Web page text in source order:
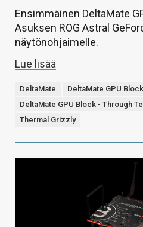
Ensimmäinen DeltaMate
Asuksen ROG Astral
näytönohjaimelle.
Lue lisää
DeltaMate
DeltaMate GPU Block
DeltaMate GPU Block - Through
Thermal Grizzly